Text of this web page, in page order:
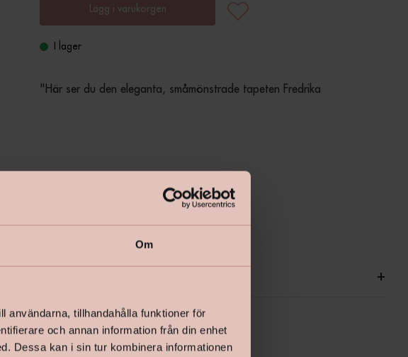
Om
användarna, tillhandahålla funktioner för
och annan information från din enhet
Dessa kan i sin tur kombinera informationen
Lägg i varukorgen
I lager
"Här ser du den eleganta, småmönstrade tapeten Fredrika
+